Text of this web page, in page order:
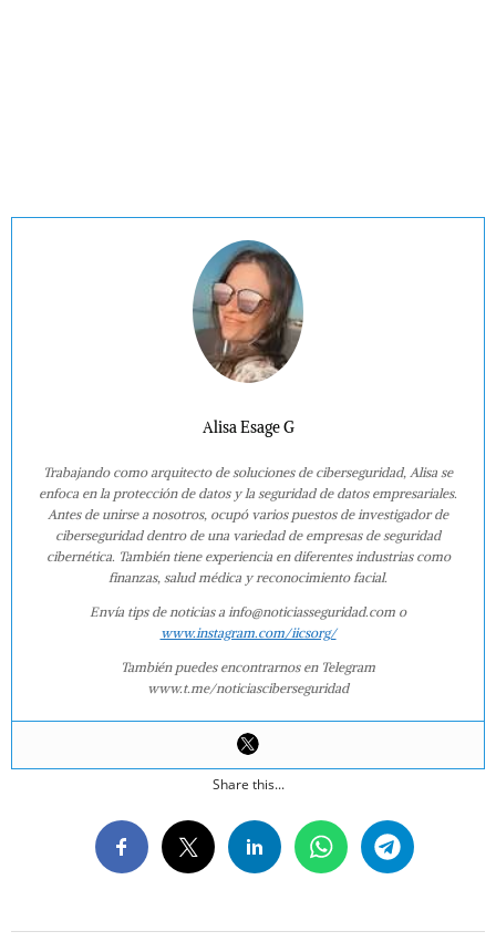
Alisa Esage G
Trabajando como arquitecto de soluciones de ciberseguridad, Alisa se
enfoca en la protección de datos y la seguridad de datos empresariales.
Antes de unirse a nosotros, ocupó varios puestos de investigador de
ciberseguridad dentro de una variedad de empresas de seguridad
cibernética. También tiene experiencia en diferentes industrias como
finanzas, salud médica y reconocimiento facial.
Envía tips de noticias a info@noticiasseguridad.com o
www.instagram.com/iicsorg/
También puedes encontrarnos en Telegram
www.t.me/noticiasciberseguridad
Share this...